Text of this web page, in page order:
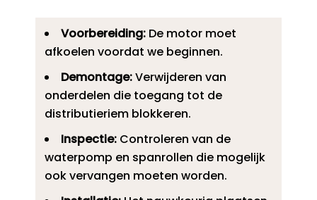
Voorbereiding:De motor moet
afkoelen voordat we beginnen.​
Demontage:Verwijderen van
onderdelen die toegang tot de
distributieriem blokkeren.​
Inspectie:Controleren van de
waterpomp en spanrollen die mogelijk
ook vervangen moeten worden.​